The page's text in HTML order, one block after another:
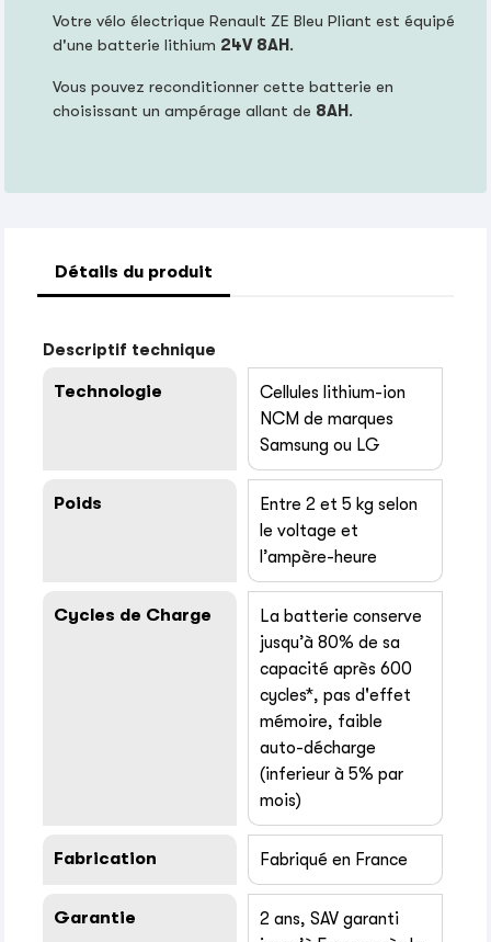
Votre vélo électrique Renault ZE Bleu Pliant est équipé
d'une batterie lithium 24V 8AH.
Vous pouvez reconditionner cette batterie en
choisissant un ampérage allant de 8AH.
Détails du produit
Descriptif technique
Technologie
Cellules lithium-ion
NCM de marques
Samsung ou LG
Poids
Entre 2 et 5 kg selon
le voltage et
l’ampère-heure
Cycles de Charge
La batterie conserve
jusqu’à 80% de sa
capacité après 600
cycles*, pas d'effet
mémoire, faible
auto-décharge
(inferieur à 5% par
mois)
Fabrication Fabriqué en France
Garantie
2 ans, SAV garanti